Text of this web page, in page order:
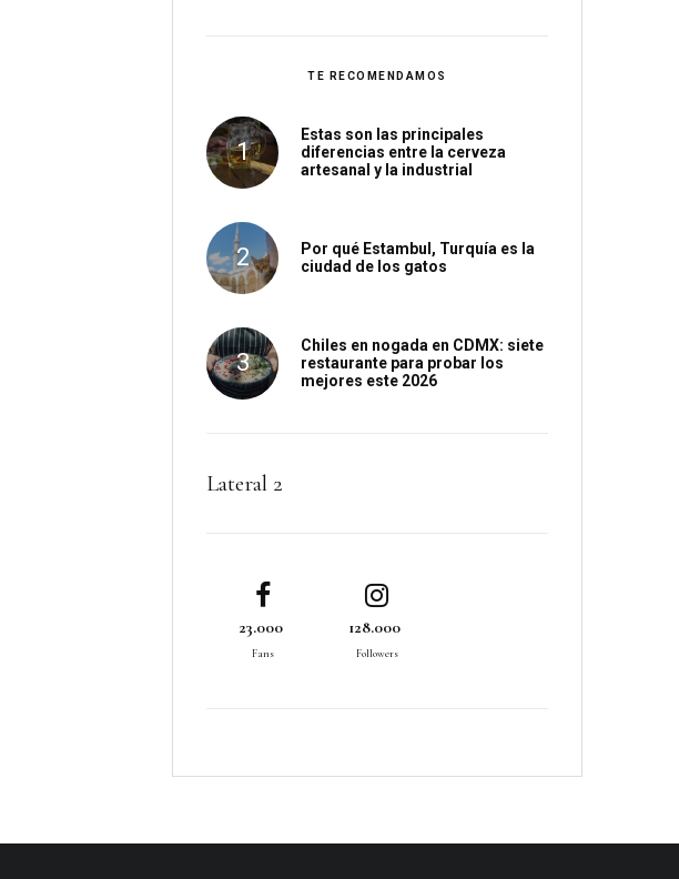
TE RECOMENDAMOS
Estas son las principales
diferencias entre la cerveza
artesanal y la industrial
Por qué Estambul, Turquía es la
ciudad de los gatos
Chiles en nogada en CDMX: siete
restaurante para probar los
mejores este 2026
Lateral 2
23.000
Fans
128.000
Followers